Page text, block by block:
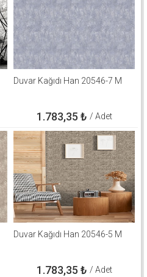
Duvar Kağıdı Han 20546-7 M
1.783,35 ₺ / Adet
Duvar Kağıdı Han 20546-5 M
1.783,35 ₺ / Adet